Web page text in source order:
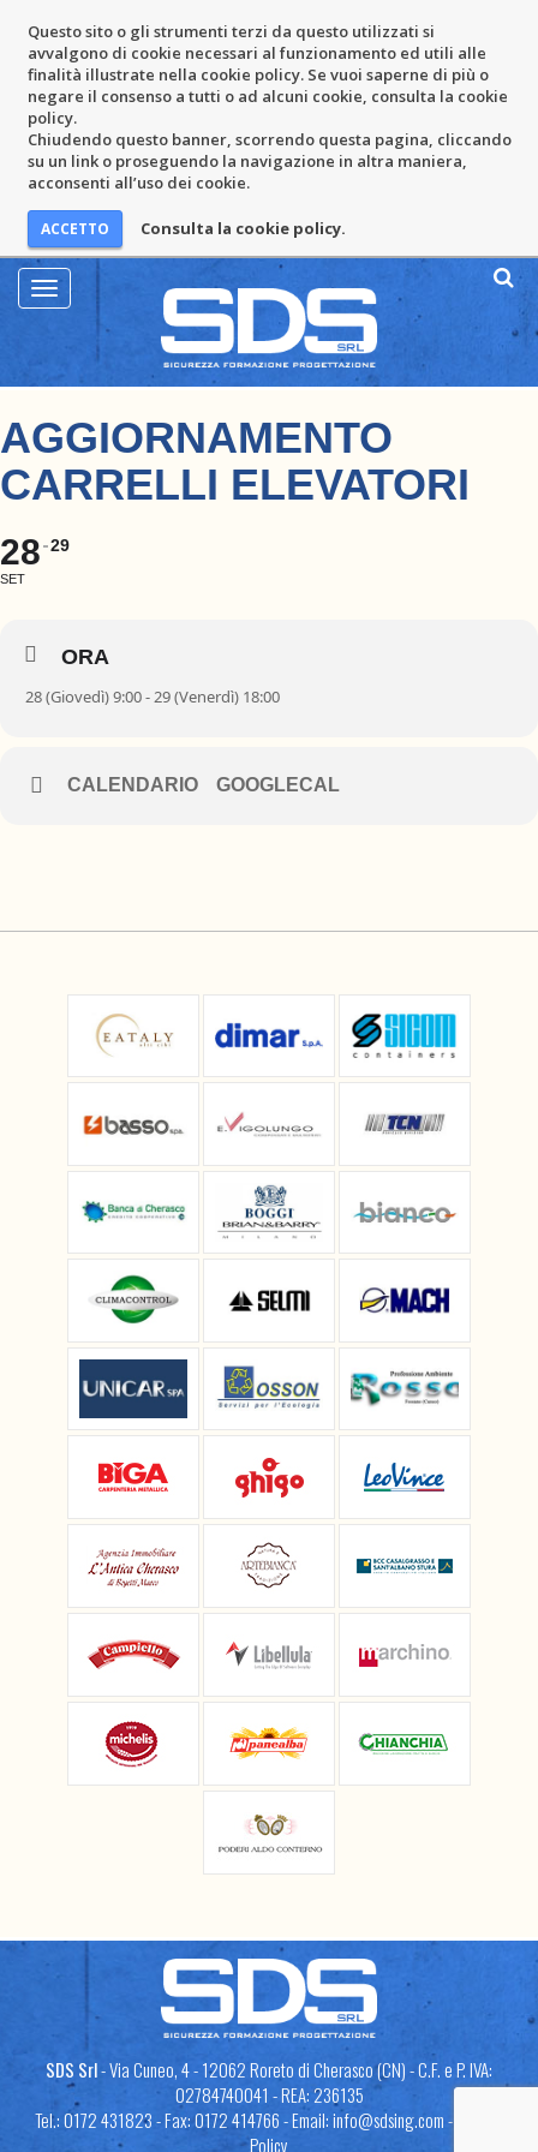
Questo sito o gli strumenti terzi da questo utilizzati si
avvalgono di cookie necessari al funzionamento ed utili alle
finalità illustrate nella cookie policy. Se vuoi saperne di più o
negare il consenso a tutti o ad alcuni cookie, consulta la cookie
policy.
Chiudendo questo banner, scorrendo questa pagina, cliccando
su un link o proseguendo la navigazione in altra maniera,
acconsenti all’uso dei cookie.
Consulta la cookie policy.
Mostra
Menu
AGGIORNAMENTO
CARRELLI ELEVATORI
28
SET
29
ORA
28 (Giovedì) 9:00 - 29 (Venerdì) 18:00
CALENDARIO GOOGLECAL
SDS Srl- Via Cuneo, 4 - 12062 Roreto di Cherasco (CN) - C.F. e P. IVA:
02784740041 - REA: 236135
Tel.: 0172 431823 - Fax: 0172 414766 - Email:info@sdsing.com-
Policy